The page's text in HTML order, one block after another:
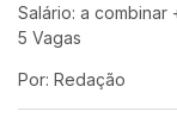
Salário: a combinar
5 Vagas
Por: Redação